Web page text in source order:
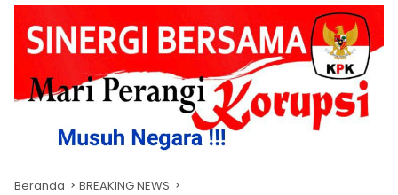
Beranda BREAKING NEWS